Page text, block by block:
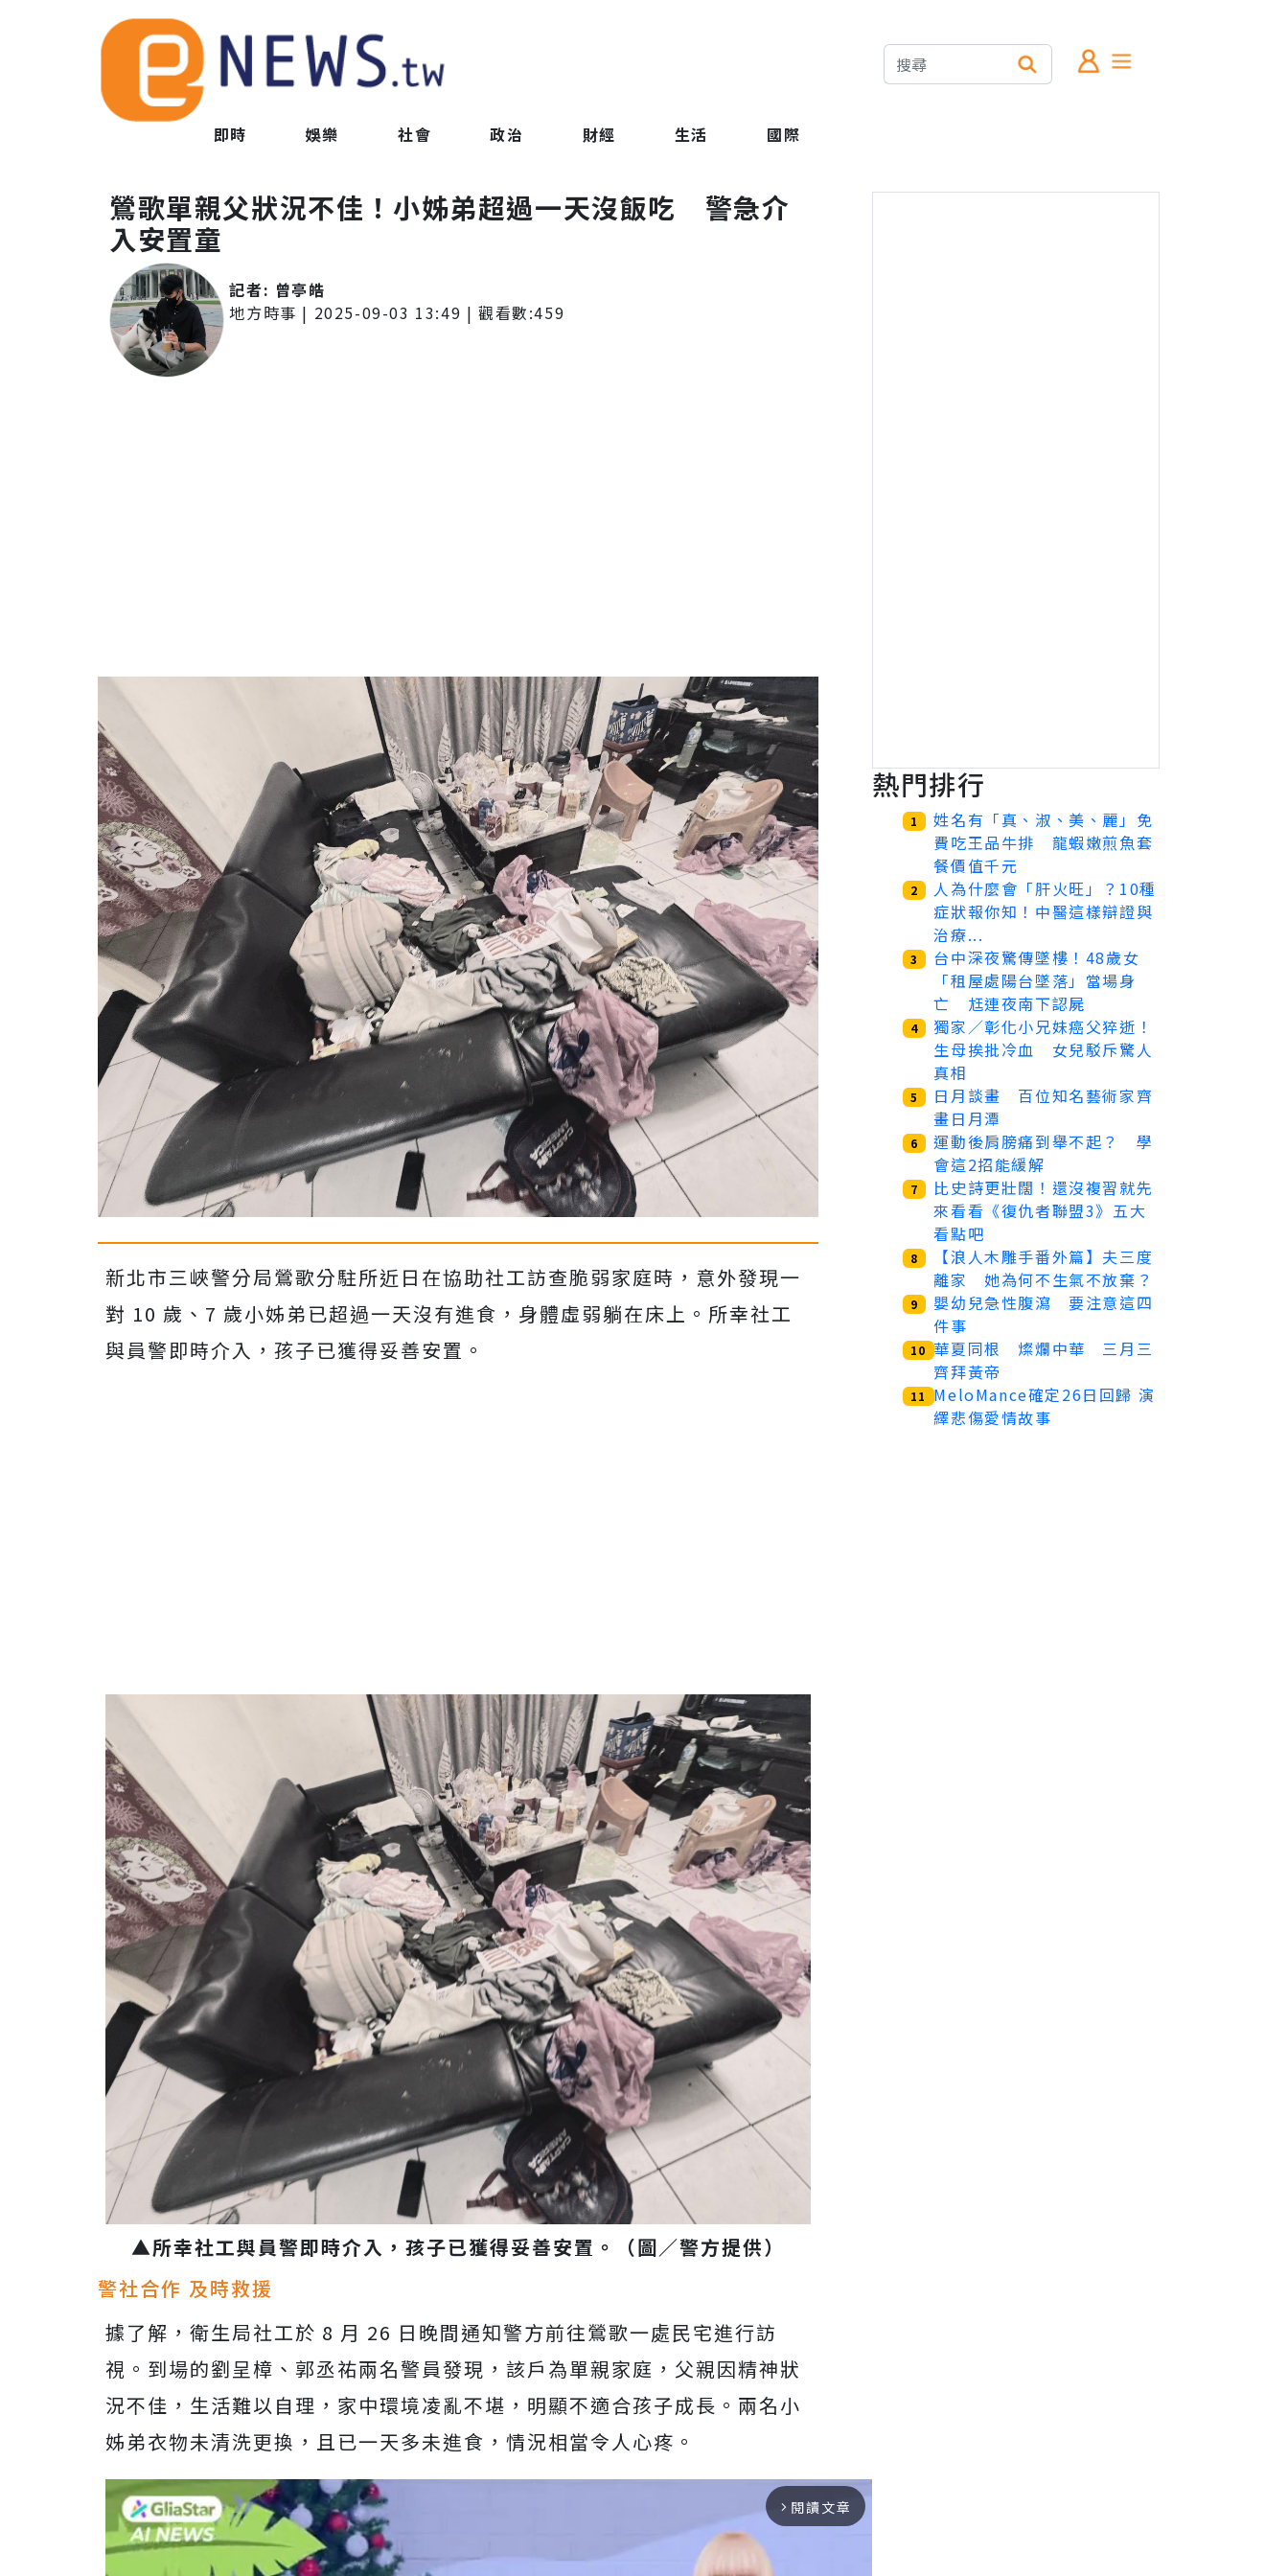
即時 娛樂 社會 政治 財經 生活 國際
鶯歌單親父狀況不佳！小姊弟超過一天沒飯吃 警急介
入安置童
記者: 曾亭皓
地方時事 | 2025-09-03 13:49 | 觀看數:459
新北市三峽警分局鶯歌分駐所近日在協助社工訪查脆弱家庭時，意外發現一
對 10 歲、7 歲小姊弟已超過一天沒有進食，身體虛弱躺在床上。所幸社工
與員警即時介入，孩子已獲得妥善安置。
▲所幸社工與員警即時介入，孩子已獲得妥善安置。（圖／警方提供）
警社合作 及時救援
據了解，衛生局社工於 8 月 26 日晚間通知警方前往鶯歌一處民宅進行訪
視。到場的劉呈樟、郭丞祐兩名警員發現，該戶為單親家庭，父親因精神狀
況不佳，生活難以自理，家中環境凌亂不堪，明顯不適合孩子成長。兩名小
姊弟衣物未清洗更換，且已一天多未進食，情況相當令人心疼。
arrow_forward_ios 閱讀文章
熱門排行
1
姓名有「真、淑、美、麗」免
費吃王品牛排 龍蝦嫩煎魚套
餐價值千元
2
人為什麼會「肝火旺」？10種
症狀報你知！中醫這樣辯證與
治療...
3
台中深夜驚傳墜樓！48歲女
「租屋處陽台墜落」當場身
亡 尪連夜南下認屍
4
獨家／彰化小兄妹癌父猝逝！
生母挨批冷血 女兒駁斥驚人
真相
5
日月談畫 百位知名藝術家齊
畫日月潭
6
運動後肩膀痛到舉不起？ 學
會這2招能緩解
7
比史詩更壯闊！還沒複習就先
來看看《復仇者聯盟3》五大
看點吧
8
【浪人木雕手番外篇】夫三度
離家 她為何不生氣不放棄？
9
嬰幼兒急性腹瀉 要注意這四
件事
10 華夏同根 燦爛中華 三月三
齊拜黃帝
11
MeloMance確定26日回歸 演
繹悲傷愛情故事